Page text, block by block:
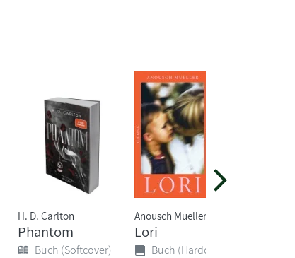
H. D. Carlton
Phantom
Buch (Softcover)
Anousch Mueller
Lori
Buch (Hardcover)